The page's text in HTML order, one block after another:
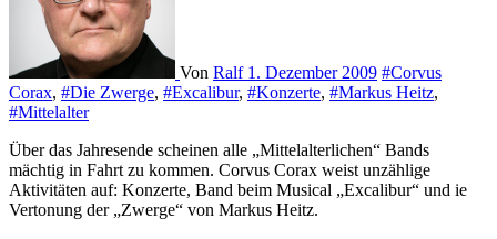
Von Ralf 1. Dezember 2009 #Corvus
Corax, #Die Zwerge, #Excalibur, #Konzerte, #Markus Heitz,
#Mittelalter
Über das Jahresende scheinen alle „Mittelalterlichen“ Bands
mächtig in Fahrt zu kommen. Corvus Corax weist unzählige
Aktivitäten auf: Konzerte, Band beim Musical „Excalibur“ und ie
Vertonung der „Zwerge“ von Markus Heitz.